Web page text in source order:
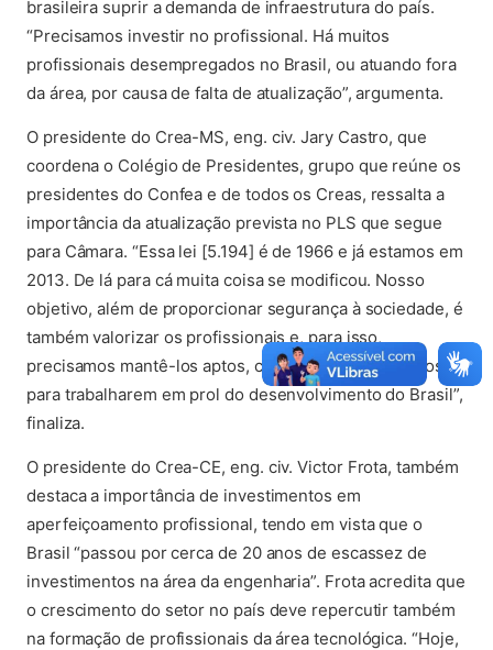
brasileira suprir a demanda de infraestrutura do país.
“Precisamos investir no profissional. Há muitos
profissionais desempregados no Brasil, ou atuando fora
da área, por causa de falta de atualização”, argumenta.
O presidente do Crea-MS, eng. civ. Jary Castro, que
coordena o Colégio de Presidentes, grupo que reúne os
presidentes do Confea e de todos os Creas, ressalta a
importância da atualização prevista no PLS que segue
para Câmara. “Essa lei [5.194] é de 1966 e já estamos em
2013. De lá para cá muita coisa se modificou. Nosso
objetivo, além de proporcionar segurança à sociedade, é
também valorizar os profissionais e, para isso,
precisamos mantê-los aptos, capacitados e motivados
para trabalharem em prol do desenvolvimento do Brasil”,
finaliza.
O presidente do Crea-CE, eng. civ. Victor Frota, também
destaca a importância de investimentos em
aperfeiçoamento profissional, tendo em vista que o
Brasil “passou por cerca de 20 anos de escassez de
investimentos na área da engenharia”. Frota acredita que
o crescimento do setor no país deve repercutir também
na formação de profissionais da área tecnológica. “Hoje,